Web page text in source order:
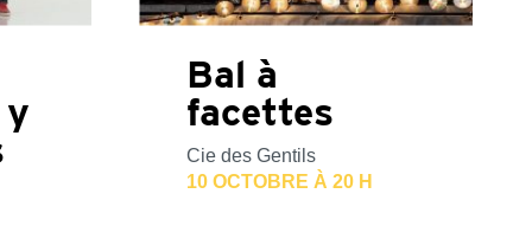
Bal à
facettes
Cie des Gentils
10 OCTOBRE À 20 H